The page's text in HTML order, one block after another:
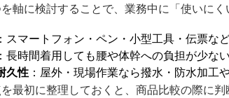
軸に検討することで、業務中に「使いに
：スマートフォン・ペン・小型工具・伝票
：長時間着用しても腰や体幹への負担が少な
久性 ：屋外・現場作業なら撥水・防水加工
最初に整理しておくと、商品比較の際に判